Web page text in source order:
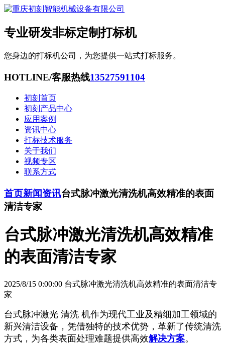
专业研发非标定制打标机
您身边的打标机公司，为您提供一站式打标服务。
HOTLINE/客服热线13527591104
初刻首页
初刻产品中心
应用案例
资讯中心
打标技术服务
关于我们
视频专区
联系方式
首页新闻资讯台式脉冲激光清洗机高效精准的表面
清洁专家
台式脉冲激光清洗机高效精准
的表面清洁专家
2025/8/15 0:00:00 台式脉冲激光清洗机高效精准的表面清洁专
家
台式脉冲激光 清洗 机作为现代工业及精细加工领域的
新兴清洁设备，凭借独特的技术优势，革新了传统清洗
方式，为各类表面处理难题提供高效解决方案。